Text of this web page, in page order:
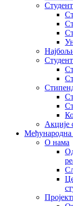
Акције
Међународна
О нама